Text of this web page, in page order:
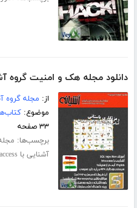
دانلود مجله هک و امنیت گروه
از: مجله گروه
موضوع:
۳۳ صفحه
برچسب‌ها:
آشنایی با Htaccess